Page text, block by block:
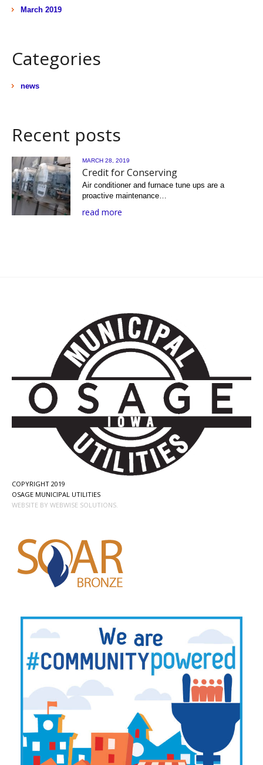
March 2019
Categories
news
Recent posts
MARCH 28, 2019
Credit for Conserving
Air conditioner and furnace tune ups are a
proactive maintenance…
read more
COPYRIGHT 2019
OSAGE MUNICIPAL UTILITIES
WEBSITE BY WEBWISE SOLUTIONS.